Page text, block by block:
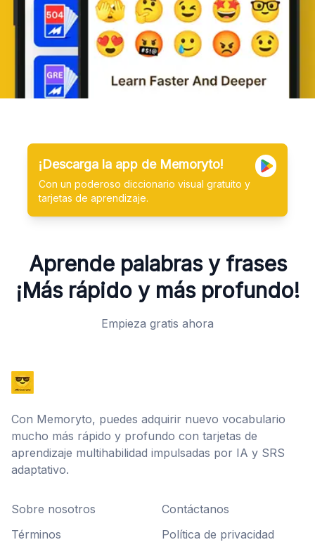
¡Descarga la app de Memoryto!
Con un poderoso diccionario visual gratuito y
tarjetas de aprendizaje.
Aprende palabras y frases
¡Más rápido y más profundo!
Empieza gratis ahora
Con Memoryto, puedes adquirir nuevo vocabulario
mucho más rápido y profundo con tarjetas de
aprendizaje multihabilidad impulsadas por IA y SRS
adaptativo.
Sobre nosotros
Contáctanos
Términos
Política de privacidad